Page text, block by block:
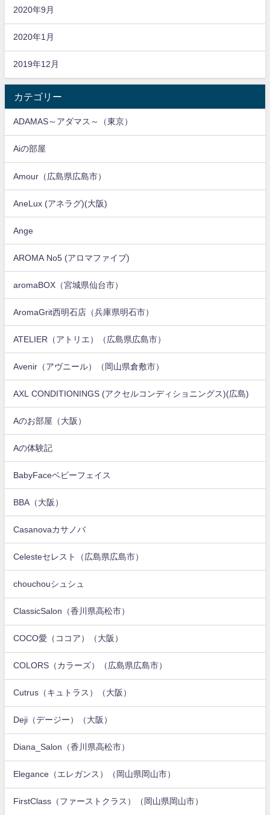
2020年9月
2020年1月
2019年12月
カテゴリー
ADAMAS～アダマス～（東京）
Aiの部屋
Amour（広島県広島市）
AneLux (アネラグ)(大阪)
Ange
AROMA No5 (アロマファイブ)
aromaBOX（宮城県仙台市）
AromaGrit西明石店（兵庫県明石市）
ATELIER（アトリエ）（広島県広島市）
Avenir（アヴニール）（岡山県倉敷市）
AXL CONDITIONINGS (アクセルコンディショニングス)(広島)
Aのお部屋（大阪）
Aの体験記
BabyFaceベビーフェイス
BBA（大阪）
Casanovaカサノバ
Celesteセレスト（広島県広島市）
chouchouシュシュ
ClassicSalon（香川県高松市）
COCO愛（ココア）（大阪）
COLORS（カラーズ）（広島県広島市）
Cutrus（キュトラス）（大阪）
Deji（デージー）（大阪）
Diana_Salon（香川県高松市）
Elegance（エレガンス）（岡山県岡山市）
FirstClass（ファーストクラス）（岡山県岡山市）